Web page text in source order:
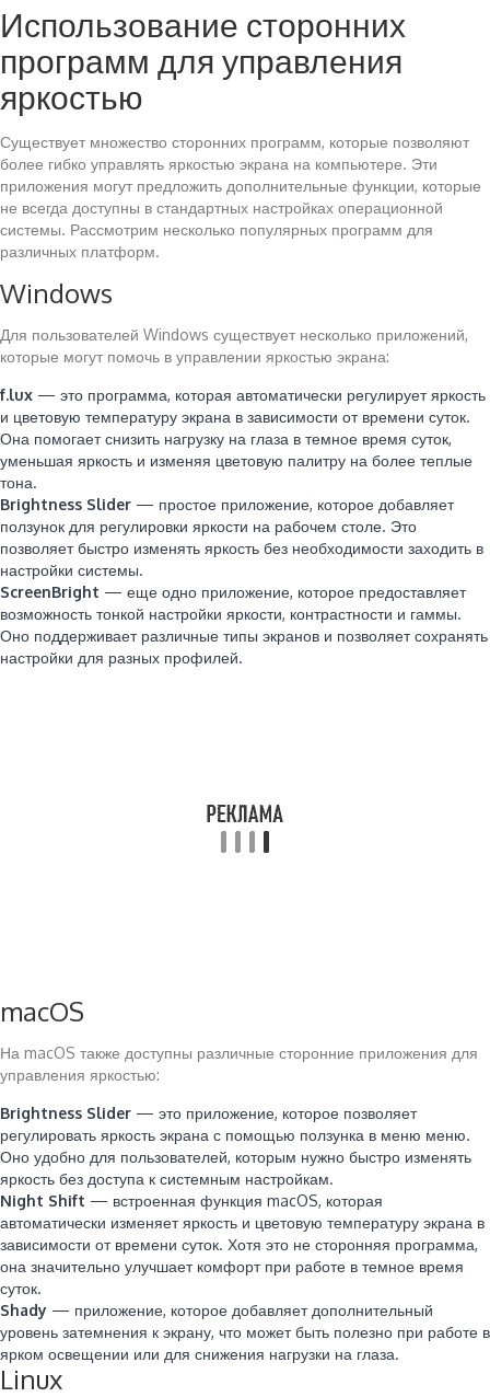
Использование сторонних
программ для управления
яркостью
Существует множество сторонних программ, которые позволяют
более гибко управлять яркостью экрана на компьютере. Эти
приложения могут предложить дополнительные функции, которые
не всегда доступны в стандартных настройках операционной
системы. Рассмотрим несколько популярных программ для
различных платформ.
Windows
Для пользователей Windows существует несколько приложений,
которые могут помочь в управлении яркостью экрана:
f.lux — это программа, которая автоматически регулирует яркость
и цветовую температуру экрана в зависимости от времени суток.
Она помогает снизить нагрузку на глаза в темное время суток,
уменьшая яркость и изменяя цветовую палитру на более теплые
тона.
Brightness Slider — простое приложение, которое добавляет
ползунок для регулировки яркости на рабочем столе. Это
позволяет быстро изменять яркость без необходимости заходить в
настройки системы.
ScreenBright — еще одно приложение, которое предоставляет
возможность тонкой настройки яркости, контрастности и гаммы.
Оно поддерживает различные типы экранов и позволяет сохранять
настройки для разных профилей.
macOS
На macOS также доступны различные сторонние приложения для
управления яркостью:
Brightness Slider — это приложение, которое позволяет
регулировать яркость экрана с помощью ползунка в меню меню.
Оно удобно для пользователей, которым нужно быстро изменять
яркость без доступа к системным настройкам.
Night Shift — встроенная функция macOS, которая
автоматически изменяет яркость и цветовую температуру экрана в
зависимости от времени суток. Хотя это не сторонняя программа,
она значительно улучшает комфорт при работе в темное время
суток.
Shady — приложение, которое добавляет дополнительный
уровень затемнения к экрану, что может быть полезно при работе в
ярком освещении или для снижения нагрузки на глаза.
Linux